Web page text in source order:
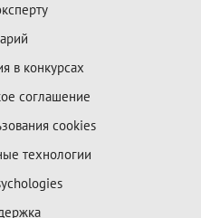
в конкурсах
соглашение
cookies
технологии